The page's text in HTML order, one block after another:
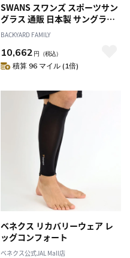
SWANS スワンズ スポーツサン
グラス 通販 日本製 サングラス
偏光サングラス 偏光レンズ 偏
光 紫外線対策 UV対策 メンズ レ
ディース Airless Leaffit エアレ
ス リーフフィット 男女兼用 ユ
BACKYARD FAMILY
10,662 円 （税込）
積算 96 マイル (1倍)
ベネクス リカバリーウェア レ
ッグコンフォート
ベネクス公式JAL Mall店